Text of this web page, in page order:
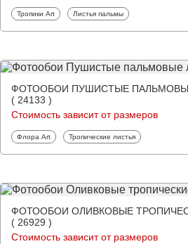
Фотообои
Тропики Art Фотообои
Листья пальмы
ФОТООБОИ ПУШИСТЫЕ
( 24133 )
Стоимость зависит от размеров
Фотообои
Флора Art Фотообои
Тропические листья
ФОТООБОИ ОЛИВКОВЫЕ
( 26929 )
Стоимость зависит от размеров